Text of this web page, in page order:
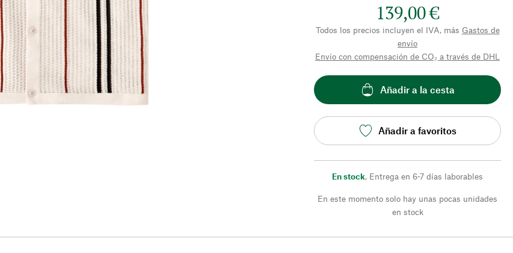
139,00 €
Todos los precios incluyen el IVA, más Gastos de
envío
Envío con compensación de CO₂ a través de DHL
Añadir a la cesta
Añadir a favoritos
En stock, Entrega en 6-7 días laborables
En este momento solo hay unas pocas unidades
en stock